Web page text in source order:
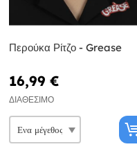
Περούκα Ρίτζο - Grease
16,99 €
ΔΙΑΘΈΣΙΜΟ